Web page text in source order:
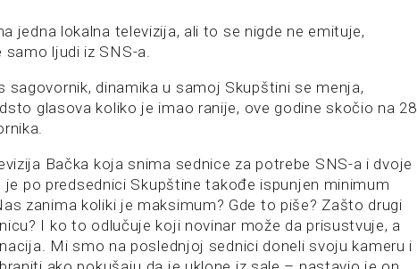
jedna lokalna televizija, ali to se nigde ne emituje,
ljudi iz SNS-a.
sagovornik, dinamika u samoj Skupštini se menja,
glasova koliko je imao ranije, ove godine skočio na 28
Bačka koja snima sednice za potrebe SNS-a i dvoje
po predsednici Skupštine takođe ispunjen minimum
zanima koliki je maksimum? Gde to piše? Zašto drugi
I ko to odlučuje koji novinar može da prisustvuje, a
Mi smo na poslednjoj sednici doneli svoju kameru i